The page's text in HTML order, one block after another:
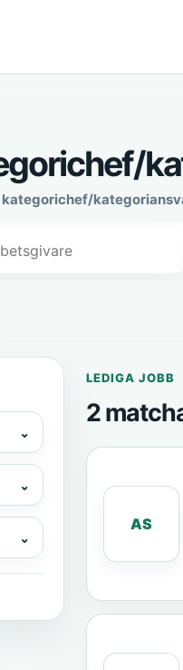
⌄
⌄
⌄
LEDIGA JOBB
2
AS